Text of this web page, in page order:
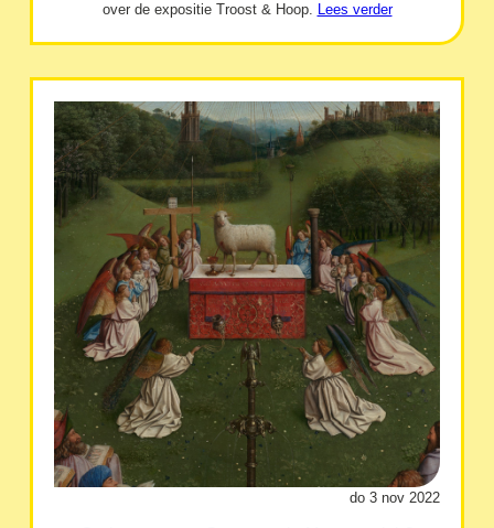
over de expositie Troost & Hoop. Lees verder
do 3 nov 2022